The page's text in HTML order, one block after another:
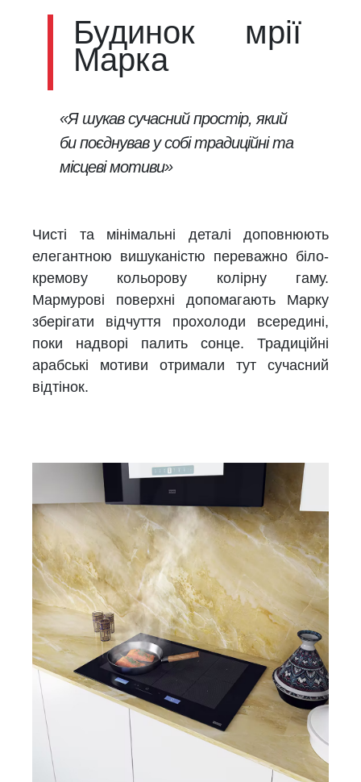
Будинок мрії
Марка
«Я шукав сучасний простір, який
би поєднував у собі традиційні та
місцеві мотиви»
Чисті та мінімальні деталі доповнюють
елегантною вишуканістю переважно біло-
кремову кольорову колірну гаму.
Мармурові поверхні допомагають Марку
зберігати відчуття прохолоди всередині,
поки надворі палить сонце. Традиційні
арабські мотиви отримали тут сучасний
відтінок.